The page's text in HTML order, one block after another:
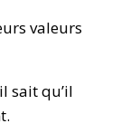
valeurs
sait qu’il